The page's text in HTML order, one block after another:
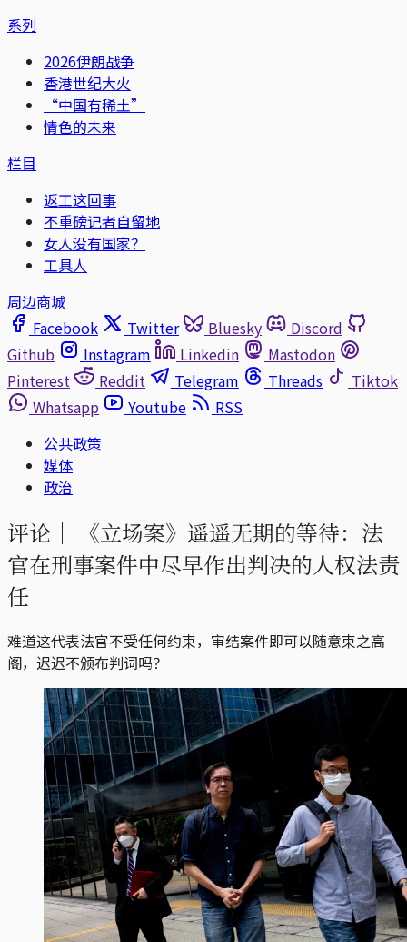
系列
2026伊朗战争
香港世纪大火
“中国有稀土”
情色的未来
栏目
返工这回事
不重磅记者自留地
女人没有国家？
工具人
周边商城
Facebook
Twitter Bluesky
Discord
Github
Instagram Linkedin
Mastodon
Pinterest
Reddit Telegram Threads
Tiktok
Whatsapp
Youtube
RSS
公共政策
媒体
政治
评论｜
《立场案》遥遥无期的等待：法
官在刑事案件中尽早作出判决的人权法责
任
难道这代表法官不受任何约束，审结案件即可以随意束之高
阁，迟迟不颁布判词吗？